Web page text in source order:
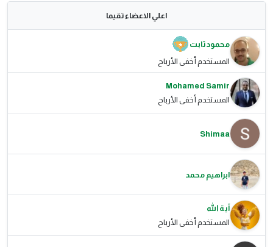
اعلي الاعضاء تقيما
محمود ثابت
المستخدم أخفى الأرباح
Mohamed Samir
المستخدم أخفى الأرباح
Shimaa
ابراهيم محمد
آية الله
المستخدم أخفى الأرباح